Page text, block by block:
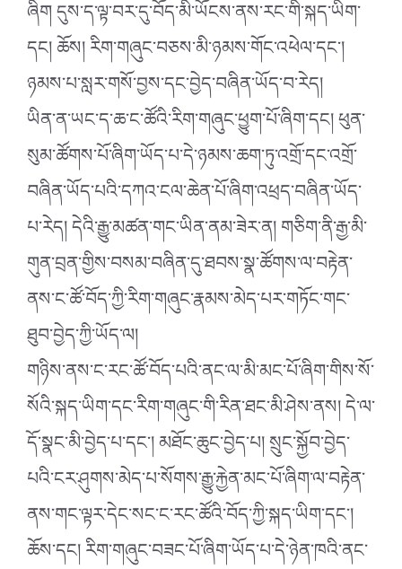
ཞིག དུས་ད་ལྟ་བར་དུ་བོད་མི་ཡོངས་ནས་རང་གི་སྐད་ཡིག་
དང། ཆོས། རིག་གཞུང་བཅས་མི་ཉམས་གོང་འཕེལ་དང་།
ཉམས་པ་སླར་གསོ་བྱས་དང་བྱེད་བཞིན་ཡོད་བ་རེད།
ཡིན་ན་ཡང་ད་ཆ་ང་ཚོའི་རིག་གཞུང་ཕྱུག་པོ་ཞིག་དང། ཕུན་
སུམ་ཚོགས་པོ་ཞིག་ཡོད་པ་དེ་ཉམས་ཆག་ཏུ་འགྲོ་དང་འགྲོ་
བཞིན་ཡོད་པའི་དཀའ་ངལ་ཆེན་པོ་ཞིག་འཕྲད་བཞིན་ཡོད་
པ་རེད། དེའི་རྒྱུ་མཚན་གང་ཡིན་ནམ་ཟེར་ན། གཅིག་ནི་རྒྱ་མི་
གུན་བྲན་གྱིས་བསམ་བཞིན་དུ་ཐབས་སྣ་ཚོགས་ལ་བརྟེན་
ནས་ང་ཚོ་བོད་ཀྱི་རིག་གཞུང་རྣམས་མེད་པར་གཏོང་གང་
ཐུབ་བྱེད་ཀྱི་ཡོད་ལ།
གཉིས་ནས་ང་རང་ཚོ་བོད་པའི་ནང་ལ་མི་མང་པོ་ཞིག་གིས་སོ་
སོའི་སྐད་ཡིག་དང་རིག་གཞུང་གི་རིན་ཐང་མི་ཤེས་ནས། དེ་ལ་
དོ་སྣང་མི་བྱེད་པ་དང་། མཐོང་ཆུང་བྱེད་པ། སྲུང་སྐྱོབ་བྱེད་
པའི་ངར་ཤུགས་མེད་པ་སོགས་རྒྱུ་རྐྱེན་མང་པོ་ཞིག་ལ་བརྟེན་
ནས་གང་ལྟར་དེང་སང་ང་རང་ཚོའི་བོད་ཀྱི་སྐད་ཡིག་དང་།
ཆོས་དང། རིག་གཞུང་བཟང་པོ་ཞིག་ཡོད་པ་དེ་ཉེན་ཁའི་ནང་